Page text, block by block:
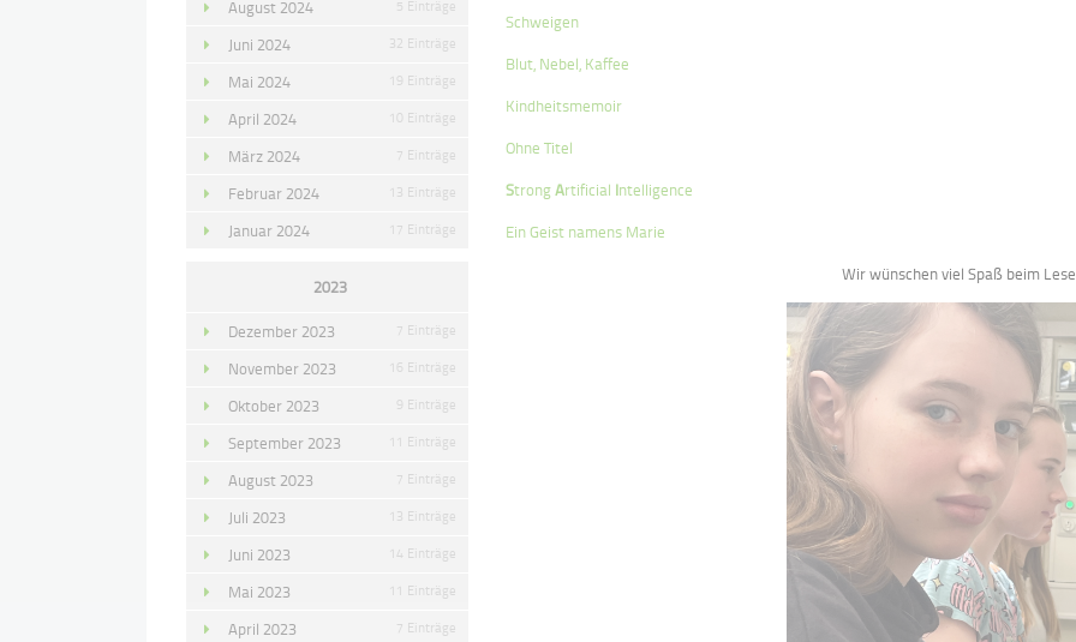
Schweigen
Blut, Nebel, Kaffee
Kindheitsmemoir
Ohne Titel
StrongArtificial Intelligence
Ein Geist namens Marie
Wir wünschen viel Spaß beim
August 2024 5 Einträge
Juni 2024 32 Einträge
Mai 2024 19 Einträge
April 2024 10 Einträge
März 2024 7 Einträge
Februar 2024 13 Einträge
Januar 2024 17 Einträge
2023
Dezember 2023 7 Einträge
November 2023 16 Einträge
Oktober 2023 9 Einträge
September 2023 11 Einträge
August 2023 7 Einträge
Juli 2023 13 Einträge
Juni 2023 14 Einträge
Mai 2023 11 Einträge
April 2023 7 Einträge